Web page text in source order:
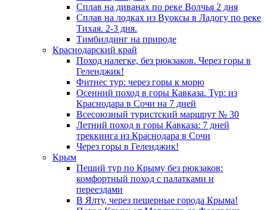
Сплав на диванах по реке Волчья 2 дня
Сплав на лодках из Вуоксы в Ладогу по реке
Тихая. 2-3 дня.
Тимбилдинг на природе
Краснодарский край
Поход налегке, без рюкзаков. Через горы в
Геленджик!
Фитнес тур: через горы к морю
Осенний поход в горы Кавказа. Тур: из
Краснодара в Сочи на 7 дней
Всесоюзный туристский маршрут № 30
Летний поход в горы Кавказа: 7 дней
треккинга из Краснодара в Сочи
Через горы в Геленджик!
Крым
Пеший тур по Крыму без рюкзаков:
комфортный поход с палатками и
переездами
В Ялту, через пещерные города Крыма!